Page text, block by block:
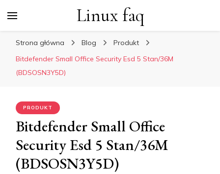
Linux faq
Strona główna Blog
Produkt
Bitdefender Small Office Security Esd 5 Stan/36M
(BDSOSN3Y5D)
PRODUKT
Bitdefender Small Office
Security Esd 5 Stan/36M
(BDSOSN3Y5D)